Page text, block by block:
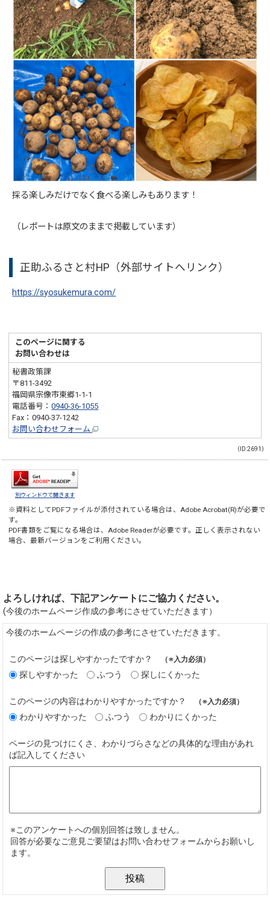
採る楽しみだけでなく食べる楽しみもあります！
（レポートは原文のままで掲載しています）
正助ふるさと村HP（外部サイトへリンク）
https://syosukemura.com/
このページに関する
お問い合わせは
秘書政策課
〒811-3492
福岡県宗像市東郷1-1-1
電話番号：0940-36-1055
Fax：0940-37-1242
お問い合わせフォーム
（ID:2691）
別ウィンドウで開きます
※資料としてPDFファイルが添付されている場合は、Adobe Acrobat(R)が必要で
す。
PDF書類をご覧になる場合は、Adobe Readerが必要です。正しく表示されない
場合、最新バージョンをご利用ください。